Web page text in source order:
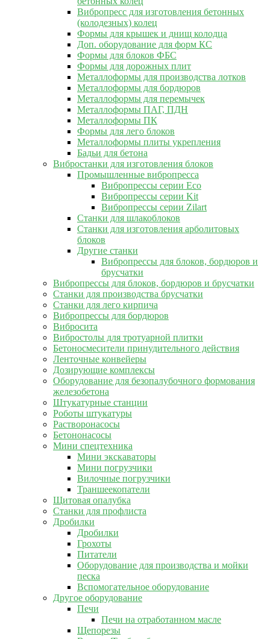
Вибропресс для изготовления бетонных
(колодезных) колец
Формы для крышек и днищ колодца
Доп. оборудование для форм КС
Формы для блоков ФБС
Формы для дорожных плит
Металлоформы для производства лотков
Металлоформы для бордюров
Металлоформы для перемычек
Металлоформы ПАГ, ПДН
Металлоформы ПК
Формы для лего блоков
Металлоформы плиты укрепления
Бадьи для бетона
Вибростанки для изготовления блоков
Промышленные вибропресса
Вибропрессы серии Eco
Вибропрессы серии Kit
Вибропрессы серии Zilart
Станки для шлакоблоков
Станки для изготовления арболитовых
блоков
Другие станки
Вибропрессы для блоков, бордюров и
брусчатки
Вибропрессы для блоков, бордюров и брусчатки
Станки для производства брусчатки
Станки для лего кирпича
Вибропрессы для бордюров
Вибросита
Вибростолы для тротуарной плитки
Бетоносмесители принудительного действия
Ленточные конвейеры
Дозирующие комплексы
Оборудование для безопалубочного формования
железобетона
Штукатурные станции
Роботы штукатуры
Растворонасосы
Бетононасосы
Мини спецтехника
Мини экскаваторы
Мини погрузчики
Вилочные погрузчики
Траншеекопатели
Щитовая опалубка
Станки для профлиста
Дробилки
Дробилки
Грохоты
Питатели
Оборудование для производства и мойки
песка
Вспомогательное оборудование
Другое оборудование
Печи
Печи на отработанном масле
Щепорезы